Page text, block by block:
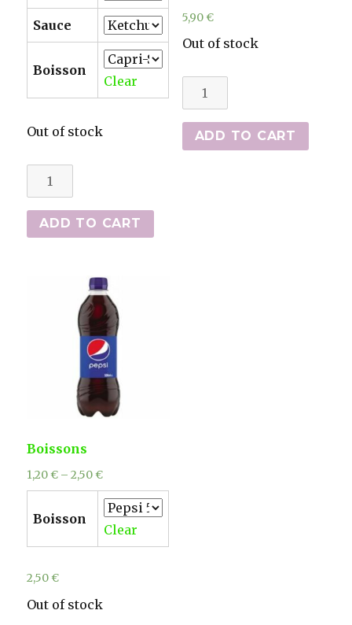
Sauce
Boisson
Clear
Out of stock
Menu
P'tit
Nabab
(plat,
boisson)
quantity
ADD TO CART
5,90€
Out of stock
Snacks
quantity
ADD TO CART
Boissons
1,20€ –2,50€
Boisson
Clear
2,50€
Out of stock